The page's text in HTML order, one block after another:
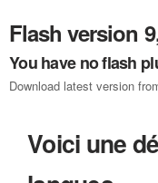
Flash version
You have no flash
Download latest version
Voici une